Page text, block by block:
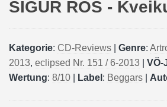
SIGUR RÓS -
Kategorie: CD-Reviews Genre:
2013, eclipsed Nr. 151 / 6-2013 VÖ-
Wertung: 8/10 Label : Beggars